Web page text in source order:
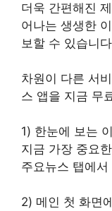
더욱 간편해진
어나는 생생한
보할 수 있습니
차원이 다른 서
스 앱을 지금 무
1) 한눈에 보는
지금 가장 중요
주요뉴스 탭에
2) 메인 첫 화면